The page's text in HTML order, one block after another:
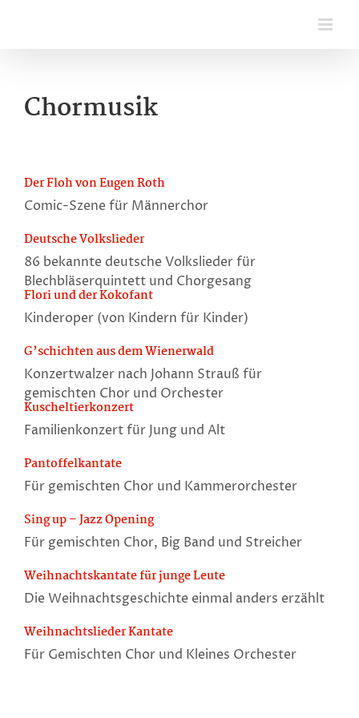
Chormusik
Der Floh von Eugen Roth
Comic-Szene für Männerchor
Deutsche Volkslieder
86 bekannte deutsche Volkslieder für
Blechbläserquintett und Chorgesang
Flori und der Kokofant
Kinderoper (von Kindern für Kinder)
G’schichten aus dem Wienerwald
Konzertwalzer nach Johann Strauß für
gemischten Chor und Orchester
Kuscheltierkonzert
Familienkonzert für Jung und Alt
Pantoffelkantate
Für gemischten Chor und Kammerorchester
Sing up – Jazz Opening
Für gemischten Chor, Big Band und Streicher
Weihnachtskantate für junge Leute
Die Weihnachtsgeschichte einmal anders erzählt
Weihnachtslieder Kantate
Für Gemischten Chor und Kleines Orchester